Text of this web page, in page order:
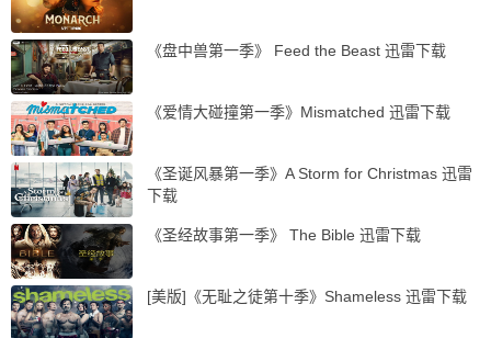
《盘中兽第一季》 Feed the Beast 迅雷下载
《爱情大碰撞第一季》Mismatched 迅雷下载
《圣诞风暴第一季》A Storm for Christmas 迅雷
下载
《圣经故事第一季》 The Bible 迅雷下载
[美版]《无耻之徒第十季》Shameless 迅雷下载